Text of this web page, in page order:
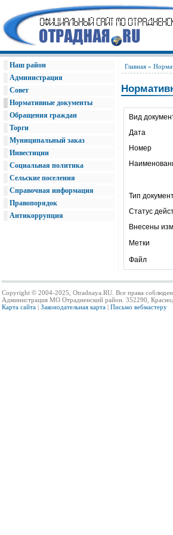
Наш район
Администрация
Совет
Нормативные документы
Обращения граждан
Торги
Муниципальный заказ
Инвестиции
Социальная политика
Сельские поселения
Справочная информация
Правопорядок
Антикоррупция
Главная »
Вид
Дата
Номер
Тип
Статус
Внесены
Метки
Файл
Copyright © 2004-2025, Otradnaya.RU. Все права
Администрация МО Отрадненский район. 352290,
Карта сайта | Законодательная карта | Письмо вебмастеру